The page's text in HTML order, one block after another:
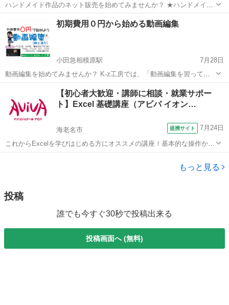
ハンドメイド作品のネット販売を始めてみませんか？ ★ハンドメイド
で作るのは好きなんだけど、作るばかりで作品が溜まってしまう。 ★
友人がハンドメイド作品を貰ってはくれるんだけど、材料費はくれな
い。 という声を、よ...
相模原市 小田急相模原駅 その他 ハンドメイド
初期費用０円から始める動画編集
小田急相模原駅
7月28日
動画編集を始めてみませんか？ K-z工房では、「動画編集を習ってみ
たい！」という方が、日に日に増えています。 動画で一攫千金！とい
う方も、 ちょっとだけ、試しでやってみたい。という方も歓迎
(⌒∇⌒)。 パソコンも...
相模原市 小田急相模原駅 その他 動画編集
【初心者大歓迎・講師に相談・就業サポー
ト】Excel 基礎講座（アビバ イオン…
海老名市 提携サイト 7月24日
これからExcelを学びはじめる方にオススメの講座！基本的な操作から
関数やグラフ作成など、表計算ソフトであるExcelの醍醐味を学ぶ事が
もっと見る
投稿
誰でも今すぐ30秒で投稿出来る
投稿画面へ (無料)